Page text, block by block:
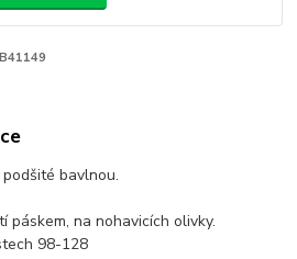
bavlnou.
páskem, na nohavicích olivky.
98-128